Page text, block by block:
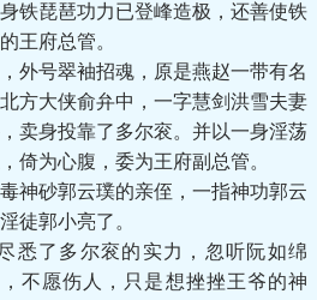
铁琵琶功力已登峰造极，还善使铁
王府总管。
号翠袖招魂，原是燕赵一带有名
方大侠俞弁中，一字慧剑洪雪夫妻
卖身投靠了多尔衮。并以一身淫荡
倚为心腹，委为王府副总管。
砂郭云璞的亲侄，一指神功郭云
徒郭小亮了。
了多尔衮的实力，忽听阮如绵
不愿伤人，只是想挫挫王爷的神